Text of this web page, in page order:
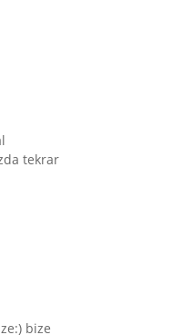
tekrar
bize